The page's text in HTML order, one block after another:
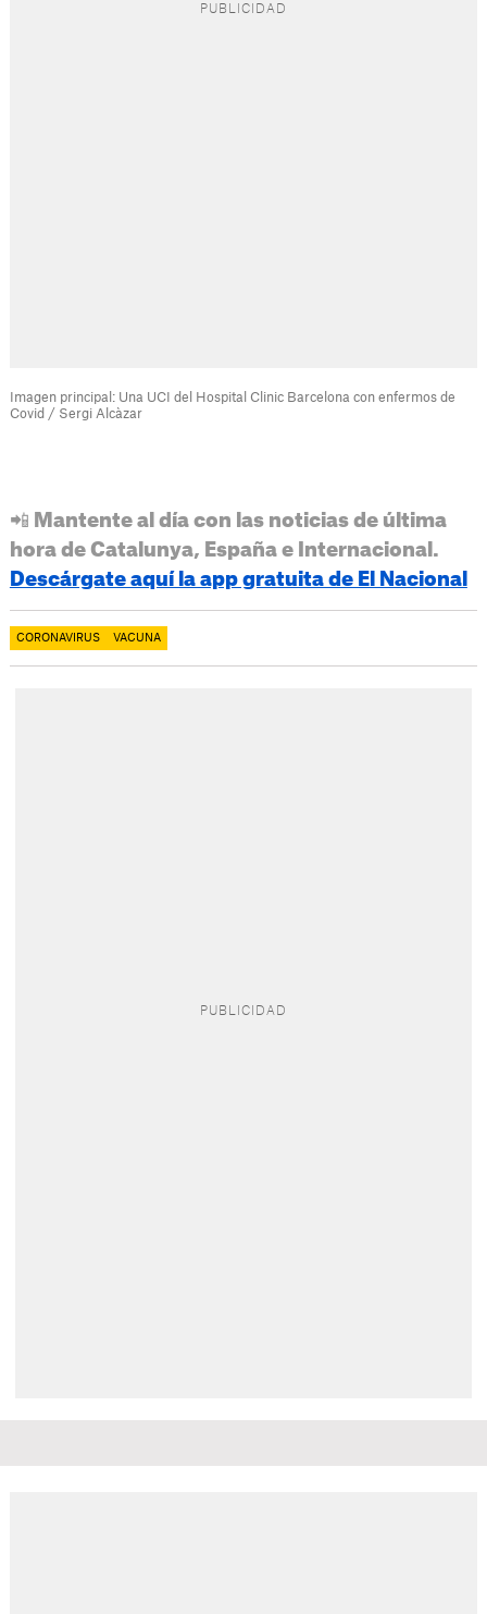
Imagen principal: Una UCI del Hospital Clinic Barcelona con enfermos de
Covid / Sergi Alcàzar
📲 Mantente al día con las noticias de última
hora de Catalunya, España e Internacional.
Descárgate aquí la app gratuita de El Nacional
CORONAVIRUS VACUNA